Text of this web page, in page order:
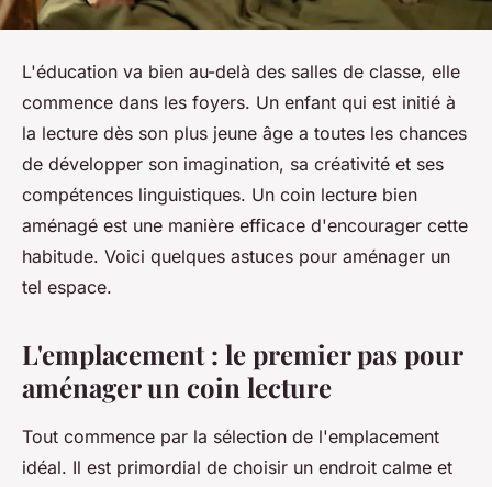
L'éducation va bien au-delà des salles de classe, elle
commence dans les foyers. Un enfant qui est initié à
la lecture dès son plus jeune âge a toutes les chances
de développer son imagination, sa créativité et ses
compétences linguistiques. Un coin lecture bien
aménagé est une manière efficace d'encourager cette
habitude. Voici quelques astuces pour aménager un
tel espace.
L'emplacement : le premier pas pour
aménager un coin lecture
Tout commence par la sélection de l'emplacement
idéal. Il est primordial de choisir un endroit calme et